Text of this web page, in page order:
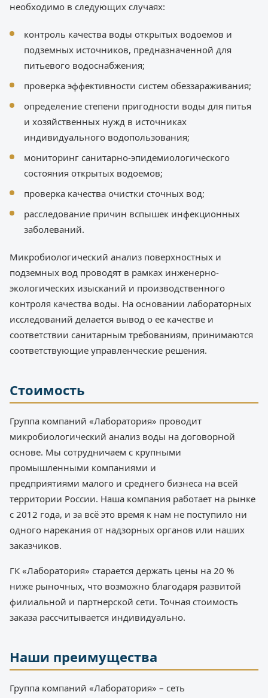
необходимо в следующих случаях:
контроль качества воды открытых водоемов и
подземных источников, предназначенной для
питьевого водоснабжения;
проверка эффективности систем обеззараживания;
определение степени пригодности воды для питья
и хозяйственных нужд в источниках
индивидуального водопользования;
мониторинг санитарно-эпидемиологического
состояния открытых водоемов;
проверка качества очистки сточных вод;
расследование причин вспышек инфекционных
заболеваний.
Микробиологический анализ поверхностных и
подземных вод проводят в рамках инженерно-
экологических изысканий и производственного
контроля качества воды. На основании лабораторных
исследований делается вывод о ее качестве и
соответствии санитарным требованиям, принимаются
соответствующие управленческие решения.
Стоимость
Группа компаний «Лаборатория» проводит
микробиологический анализ воды на договорной
основе. Мы сотрудничаем с крупными
промышленными компаниями и
предприятиями малого и среднего бизнеса на всей
территории России. Наша компания работает на рынке
с 2012 года, и за всё это время к нам не поступило ни
одного нарекания от надзорных органов или наших
заказчиков.
ГК «Лаборатория» старается держать цены на 20 %
ниже рыночных, что возможно благодаря развитой
филиальной и партнерской сети. Точная стоимость
заказа рассчитывается индивидуально.
Наши преимущества
Группа компаний «Лаборатория» – сеть